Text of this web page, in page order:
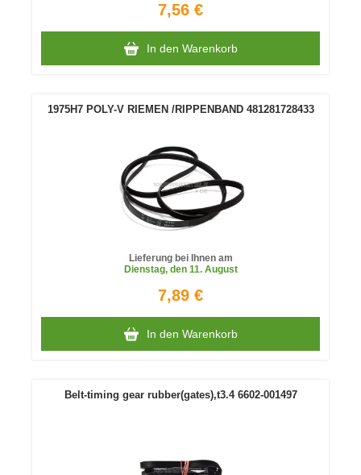
7,56 €
In den Warenkorb
1975H7 POLY-V RIEMEN /RIPPENBAND 481281728433
Lieferung bei Ihnen am
Dienstag, den 11. August
7,89 €
In den Warenkorb
Belt-timing gear rubber(gates),t3.4 6602-001497